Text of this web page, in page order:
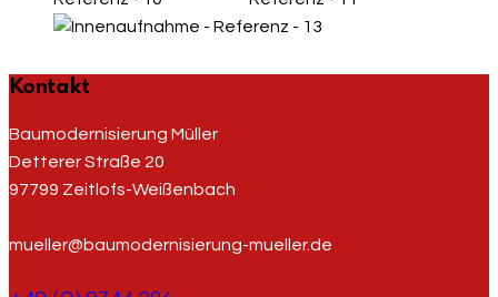
Kontakt
Baumodernisierung Müller
Detterer Straße 20
97799 Zeitlofs-Weißenbach
mueller@baumodernisierung-mueller.de